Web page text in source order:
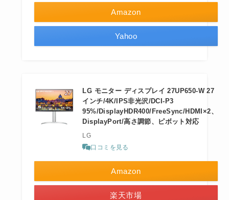
Amazon
Yahoo
LG モニター ディスプレイ 27UP650-W 27
インチ/4K/IPS非光沢/DCI-P3
95%/DisplayHDR400/FreeSync/HDMI×2、
DisplayPort/高さ調節、ピボット対応
LG
口コミを見る
Amazon
楽天市場